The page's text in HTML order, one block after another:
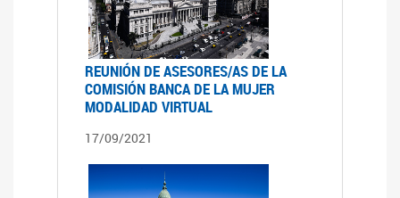
REUNIÓN DE ASESORES/AS DE LA
COMISIÓN BANCA DE LA MUJER
MODALIDAD VIRTUAL
17/09/2021